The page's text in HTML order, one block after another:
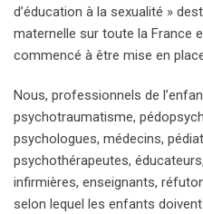
d’éducation à la sexualité »
maternelle sur toute la France
commencé à être mise en
Nous, professionnels de
psychotraumatisme,
psychologues, médecins,
psychothérapeutes,
infirmières, enseignants,
selon lequel les enfants